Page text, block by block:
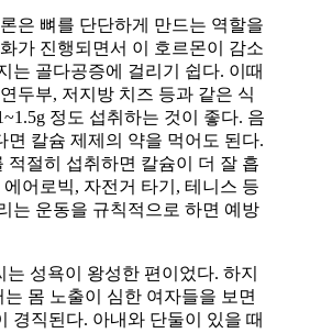
은 뼈를 단단하게 만드는 역할을
가 진행되면서 이 호르몬이 감소
는 골다공증에 걸리기 쉽다. 이때
두부, 저지방 치즈 등과 같은 식
정도 섭취하는 것이 좋다. 음
면 칼슘 제제의 약을 먹어도 된다.
적절히 섭취하면 칼슘이 더 잘 흡
어로빅, 자전거 타기, 테니스 등
는 운동을 규칙적으로 하면 예방
는 성욕이 왕성한 편이었다. 하지
는 몸 노출이 심한 여자들을 보면
경직된다. 아내와 단둘이 있을 때